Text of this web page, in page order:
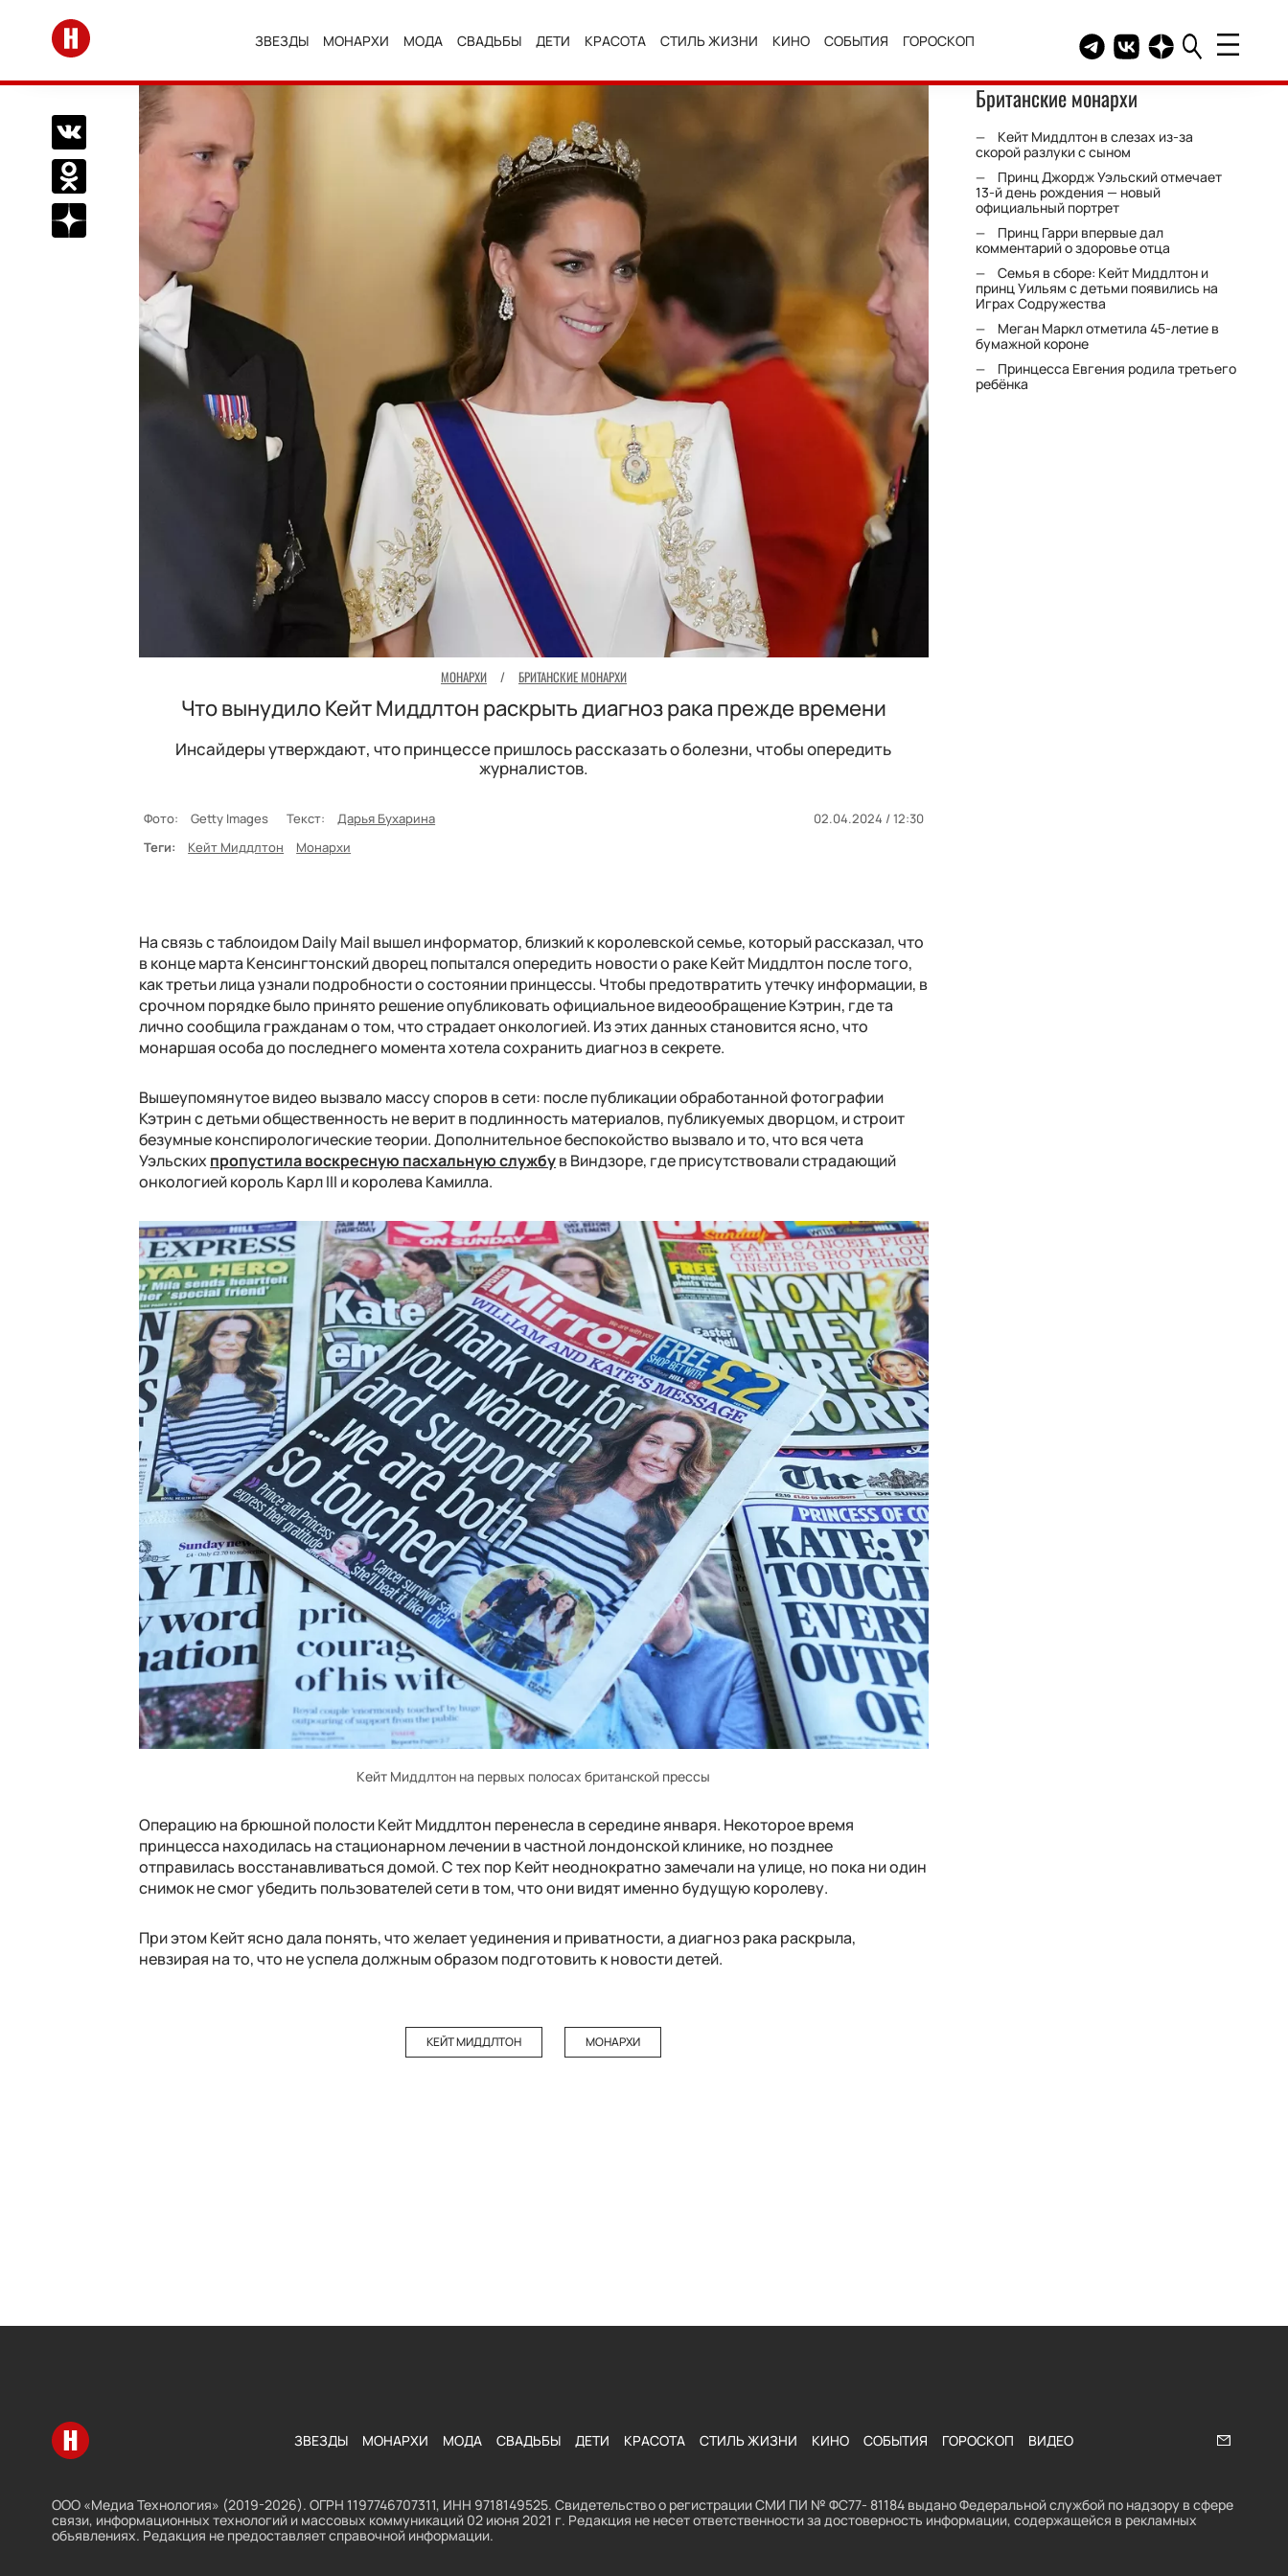
Перейти на главную
ЗВЕЗДЫ МОНАРХИ МОДА СВАДЬБЫ ДЕТИ КРАСОТА СТИЛЬ ЖИЗНИ КИНО СОБЫТИЯ ГОРОСКОП Telegram канал HELLO
Группа HELLO
Канал HELLO в
Поделиться Вконтакте
Поделиться в Одноклассниках
Подписаться на нас в Дзен
МОНАРХИ / БРИТАНСКИЕ МОНАРХИ
Что вынудило Кейт Миддлтон раскрыть диагноз рака прежде времени
Инсайдеры утверждают, что принцессе пришлось рассказать о болезни, чтобы опередить
журналистов.
Фото: Getty Images Текст: Дарья Бухарина
02.04.2024 / 12:30
Теги:
Кейт Миддлтон Монархи
На связь с таблоидом Daily Mail вышел информатор, близкий к королевской семье, который рассказал, что
в конце марта Кенсингтонский дворец попытался опередить новости о раке Кейт Миддлтон после того,
как третьи лица узнали подробности о состоянии принцессы. Чтобы предотвратить утечку информации, в
срочном порядке было принято решение опубликовать официальное видеообращение Кэтрин, где та
лично сообщила гражданам о том, что страдает онкологией. Из этих данных становится ясно, что
монаршая особа до последнего момента хотела сохранить диагноз в секрете.
Вышеупомянутое видео вызвало массу споров в сети: после публикации обработанной фотографии
Кэтрин с детьми общественность не верит в подлинность материалов, публикуемых дворцом, и строит
безумные конспирологические теории. Дополнительное беспокойство вызвало и то, что вся чета
Уэльскихпропустила воскресную пасхальную службув Виндзоре, где присутствовали страдающий
онкологией король Карл III и королева Камилла.
Кейт Миддлтон на первых полосах британской прессы
Операцию на брюшной полости Кейт Миддлтон перенесла в середине января. Некоторое время
принцесса находилась на стационарном лечении в частной лондонской клинике, но позднее
отправилась восстанавливаться домой. С тех пор Кейт неоднократно замечали на улице, но пока ни один
снимок не смог убедить пользователей сети в том, что они видят именно будущую королеву.
При этом Кейт ясно дала понять, что желает уединения и приватности, а диагноз рака раскрыла,
невзирая на то, что не успела должным образом подготовить к новости детей.
КЕЙТ МИДДЛТОН МОНАРХИ
Британские монархи
Кейт Миддлтон в слезах из-за
скорой разлуки с сыном
Принц Джордж Уэльский отмечает
13-й день рождения — новый
официальный портрет
Принц Гарри впервые дал
комментарий о здоровье отца
Семья в сборе: Кейт Миддлтон и
принц Уильям с детьми появились на
Играх Содружества
Меган Маркл отметила 45-летие в
бумажной короне
Принцесса Евгения родила третьего
ребёнка
Перейти на главную ЗВЕЗДЫ МОНАРХИ МОДА СВАДЬБЫ ДЕТИ КРАСОТА СТИЛЬ ЖИЗНИ КИНО СОБЫТИЯ ГОРОСКОП ВИДЕО
ООО «Медиа Технология» (2019-2026). ОГРН 1197746707311, ИНН 9718149525. Свидетельство о регистрации СМИ ПИ № ФС77- 81184 выдано Федеральной службой по надзору в сфере
связи, информационных технологий и массовых коммуникаций 02 июня 2021 г. Редакция не несет ответственности за достоверность информации, содержащейся в рекламных
объявлениях. Редакция не предоставляет справочной информации.